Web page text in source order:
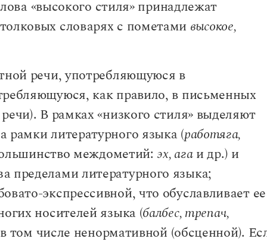
и образцы их морфологического
Предложение
Классификация предложений по цели
Классификация предложений по количеству
«высокого стиля» принадлежат
словарях с пометами высокое,
речи, употребляющуюся в
как правило, в письменных
В рамках «низкого стиля» выделяют
рамки литературного языка (работяга,
междометий: эх, агаи др.) и
пределами литературного языка;
экспрессивной, что обуславливает ее
носителей языка (балбес, трепач,
том числе ненормативной (обсценной).